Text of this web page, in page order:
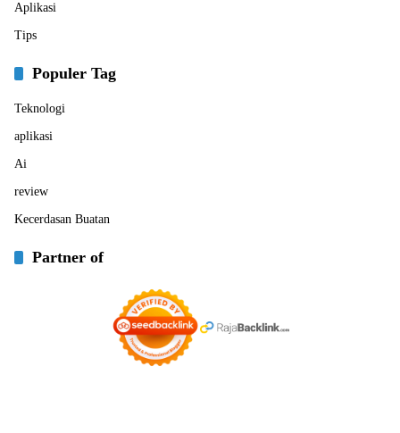
Aplikasi
Tips
Populer Tag
Teknologi
aplikasi
Ai
review
Kecerdasan Buatan
Partner of